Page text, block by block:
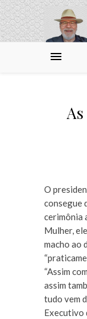
O
consegue
cerimônia
Mulher,
macho ao
“Assim
assim
tudo vem
Executivo